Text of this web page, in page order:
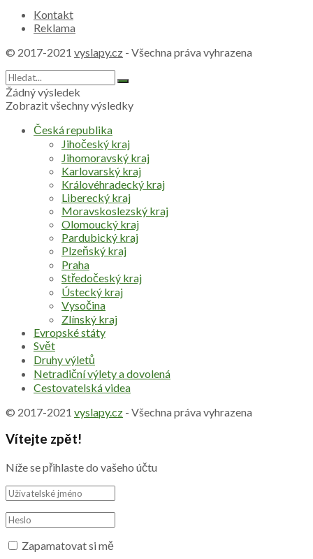
Kontakt
Reklama
© 2017-2021 vyslapy.cz - Všechna práva vyhrazena
Žádný výsledek
Zobrazit všechny výsledky
Česká republika
Jihočeský kraj
Jihomoravský kraj
Karlovarský kraj
Královéhradecký kraj
Liberecký kraj
Moravskoslezský kraj
Olomoucký kraj
Pardubický kraj
Plzeňský kraj
Praha
Středočeský kraj
Ústecký kraj
Vysočina
Zlínský kraj
Evropské státy
Svět
Druhy výletů
Netradiční výlety a dovolená
Cestovatelská videa
© 2017-2021 vyslapy.cz - Všechna práva vyhrazena
Vítejte zpět!
Níže se přihlaste do vašeho účtu
Zapamatovat si mě